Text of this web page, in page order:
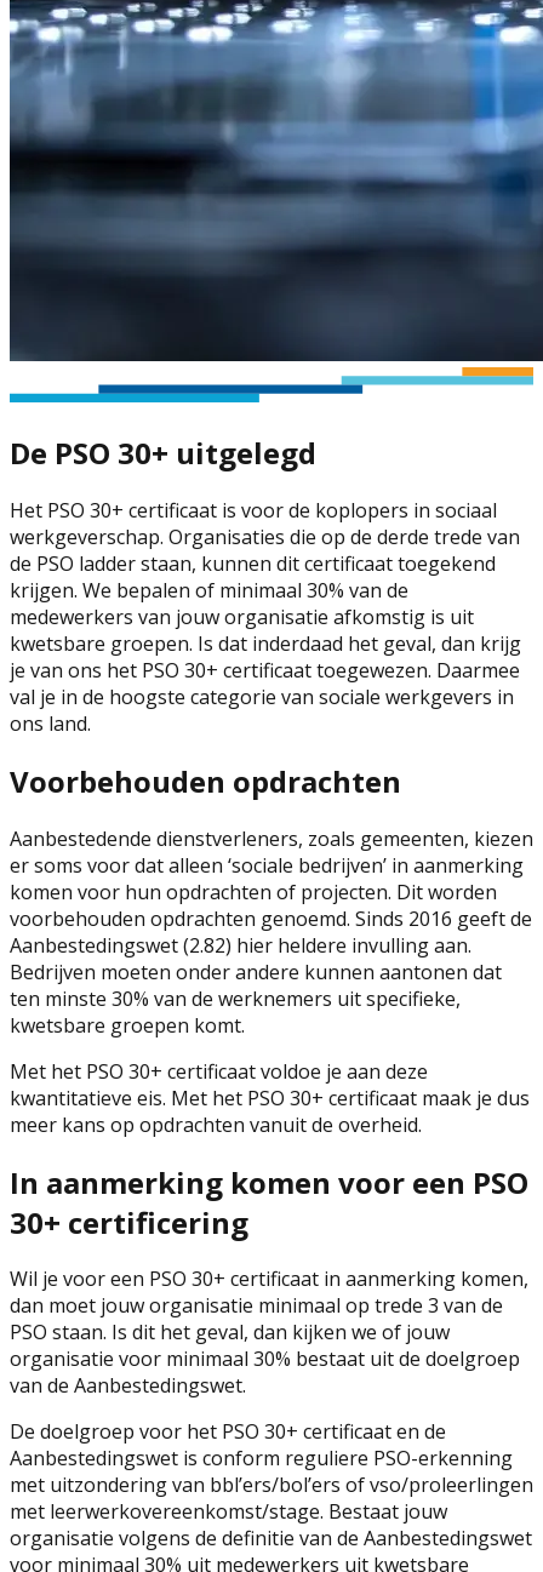
De PSO 30+ uitgelegd
Het PSO 30+ certificaat is voor de koplopers in sociaal
werkgeverschap. Organisaties die op de derde trede van
de PSO ladder staan, kunnen dit certificaat toegekend
krijgen. We bepalen of minimaal 30% van de
medewerkers van jouw organisatie afkomstig is uit
kwetsbare groepen. Is dat inderdaad het geval, dan krijg
je van ons het PSO 30+ certificaat toegewezen. Daarmee
val je in de hoogste categorie van sociale werkgevers in
ons land.
Voorbehouden opdrachten
Aanbestedende dienstverleners, zoals gemeenten, kiezen
er soms voor dat alleen ‘sociale bedrijven’ in aanmerking
komen voor hun opdrachten of projecten. Dit worden
voorbehouden opdrachten genoemd. Sinds 2016 geeft de
Aanbestedingswet (2.82) hier heldere invulling aan.
Bedrijven moeten onder andere kunnen aantonen dat
ten minste 30% van de werknemers uit specifieke,
kwetsbare groepen komt.
Met het PSO 30+ certificaat voldoe je aan deze
kwantitatieve eis. Met het PSO 30+ certificaat maak je dus
meer kans op opdrachten vanuit de overheid.
In aanmerking komen voor een PSO
30+ certificering
Wil je voor een PSO 30+ certificaat in aanmerking komen,
dan moet jouw organisatie minimaal op trede 3 van de
PSO staan. Is dit het geval, dan kijken we of jouw
organisatie voor minimaal 30% bestaat uit de doelgroep
van de Aanbestedingswet.
De doelgroep voor het PSO 30+ certificaat en de
Aanbestedingswet is conform reguliere PSO-erkenning
met uitzondering van bbl’ers/bol’ers of vso/proleerlingen
met leerwerkovereenkomst/stage. Bestaat jouw
organisatie volgens de definitie van de Aanbestedingswet
voor minimaal 30% uit medewerkers uit kwetsbare